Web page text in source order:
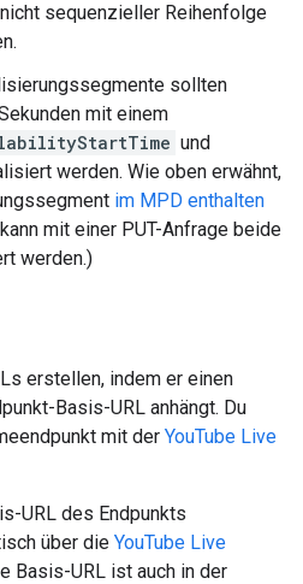
sequenzieller Reihenfolge
sollten
mit einem
und
werden. Wie oben erwähnt,
im MPD enthalten
mit einer PUT-Anfrage beide
werden.)
erstellen, indem er einen
Basis-URL anhängt. Du
mit der YouTube Live
URL des Endpunkts
über die YouTube Live
Basis-URL ist auch in der